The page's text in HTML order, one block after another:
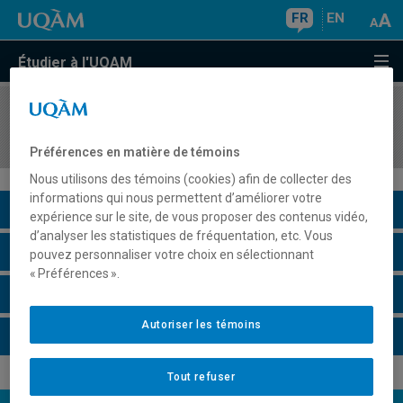
FR EN
Étudier à l'UQAM
COURS//
Description du cours
Horaire - Été 2026
Préférences en matière de témoins
Nous utilisons des témoins (cookies) afin de collecter des
informations qui nous permettent d’améliorer votre
expérience sur le site, de vous proposer des contenus vidéo,
d’analyser les statistiques de fréquentation, etc. Vous
pouvez personnaliser votre choix en sélectionnant
« Préférences ».
Tout refuser
Autoriser les témoins